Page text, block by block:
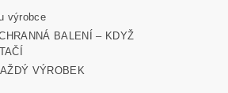
výrobce
BALENÍ – KDYŽ
VÝROBEK